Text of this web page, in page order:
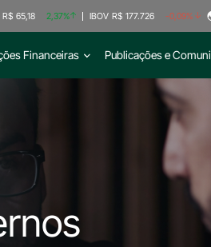
R$ 65,18 2,37% IBOV R$ 177.726 -0,09%
Financeiras Publicações e